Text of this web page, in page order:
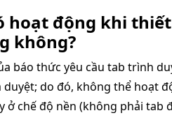
hoạt động khi
không?
báo thức yêu cầu tab trình
do đó, không thể hoạt
ở chế độ nền (không phải tab